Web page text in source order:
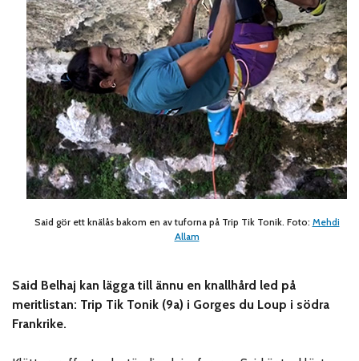
Said gör ett knälås bakom en av tuforna på Trip Tik Tonik. Foto: Mehdi
Allam
Said Belhaj kan lägga till ännu en knallhård led på
meritlistan: Trip Tik Tonik (9a) i Gorges du Loup i södra
Frankrike.